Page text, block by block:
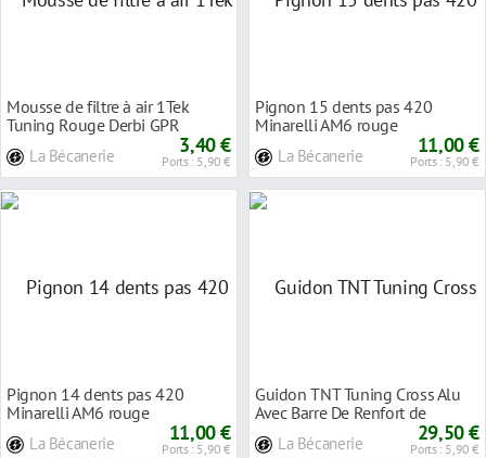
Mousse de filtre à air 1Tek
Tuning Rouge Derbi GPR
La Bécanerie 3,40 €
Ports : 5,90 €
Pignon 15 dents pas 420
Minarelli AM6 rouge
La Bécanerie 11,00 €
Ports : 5,90 €
Pignon 14 dents pas 420
Minarelli AM6 rouge
La Bécanerie 11,00 €
Ports : 5,90 €
Guidon TNT Tuning Cross Alu
Avec Barre De Renfort de
La Bécanerie 29,50 €
Ports : 5,90 €